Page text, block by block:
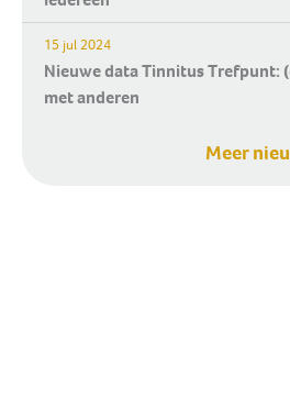
15 jul 2024
Nieuwe data Tinnitus Trefpunt:
met anderen
Meer